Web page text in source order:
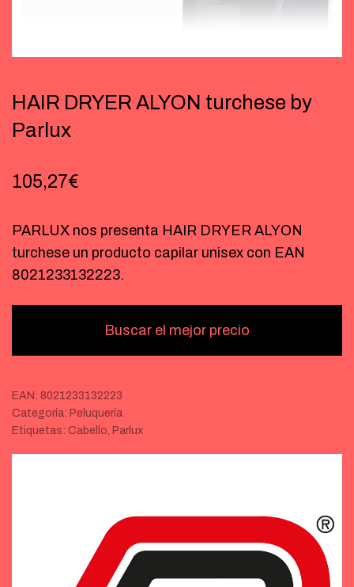
HAIR DRYER ALYON turchese by
Parlux
105,27€
PARLUX nos presenta HAIR DRYER ALYON
turchese un producto capilar unisex con EAN
8021233132223.
Buscar el mejor precio
EAN: 8021233132223
Categoría: Peluquería
Etiquetas: Cabello, Parlux